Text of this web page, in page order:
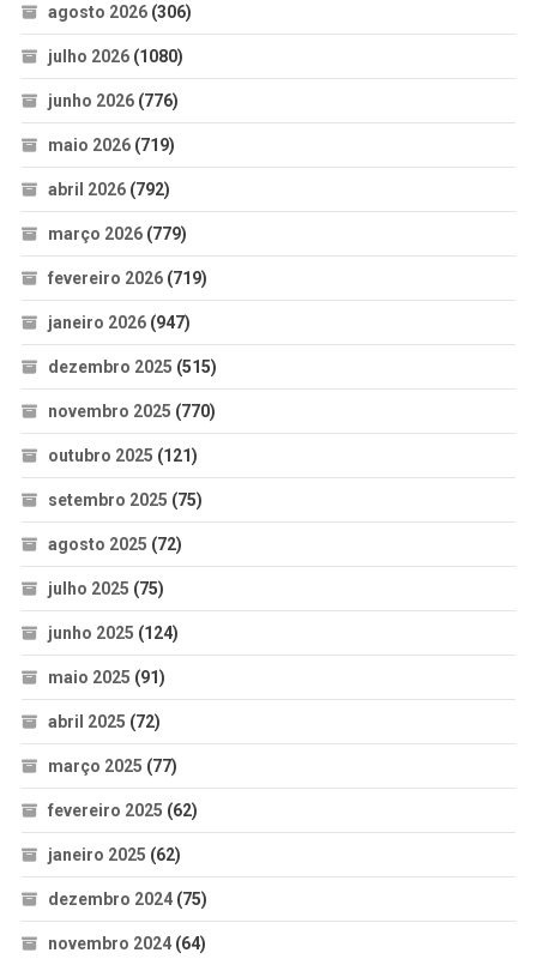
agosto 2026(306)
julho 2026(1080)
junho 2026(776)
maio 2026(719)
abril 2026(792)
março 2026(779)
fevereiro 2026(719)
janeiro 2026(947)
dezembro 2025 (515)
novembro 2025 (770)
outubro 2025 (121)
setembro 2025 (75)
agosto 2025 (72)
julho 2025 (75)
junho 2025 (124)
maio 2025 (91)
abril 2025 (72)
março 2025 (77)
fevereiro 2025 (62)
janeiro 2025 (62)
dezembro 2024(75)
novembro 2024(64)